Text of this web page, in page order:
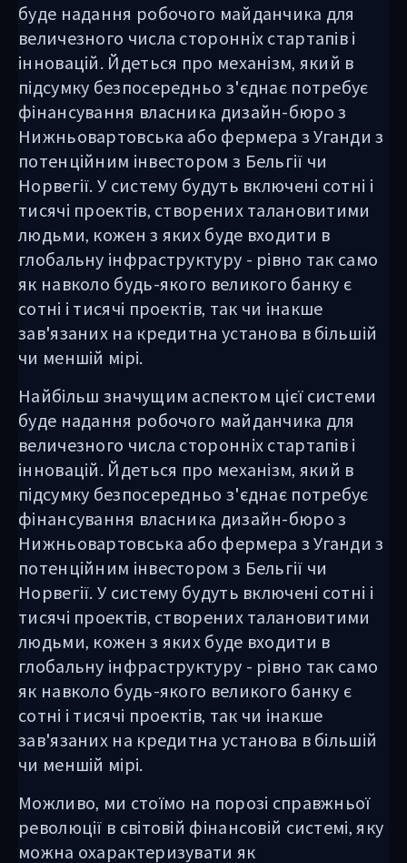
буде надання робочого майданчика для
величезного числа сторонніх стартапів і
інновацій. Йдеться про механізм, який в
підсумку безпосередньо з'єднає потребує
фінансування власника дизайн-бюро з
Нижньовартовська або фермера з Уганди з
потенційним інвестором з Бельгії чи
Норвегії. У систему будуть включені сотні і
тисячі проектів, створених талановитими
людьми, кожен з яких буде входити в
глобальну інфраструктуру - рівно так само
як навколо будь-якого великого банку є
сотні і тисячі проектів, так чи інакше
зав'язаних на кредитна установа в більшій
чи меншій мірі.
Найбільш значущим аспектом цієї системи
буде надання робочого майданчика для
величезного числа сторонніх стартапів і
інновацій. Йдеться про механізм, який в
підсумку безпосередньо з'єднає потребує
фінансування власника дизайн-бюро з
Нижньовартовська або фермера з Уганди з
потенційним інвестором з Бельгії чи
Норвегії. У систему будуть включені сотні і
тисячі проектів, створених талановитими
людьми, кожен з яких буде входити в
глобальну інфраструктуру - рівно так само
як навколо будь-якого великого банку є
сотні і тисячі проектів, так чи інакше
зав'язаних на кредитна установа в більшій
чи меншій мірі.
Можливо, ми стоїмо на порозі справжньої
революції в світовій фінансовій системі, яку
можна охарактеризувати як